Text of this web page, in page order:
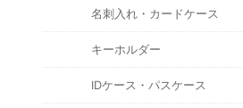
名刺入れ・カードケース
キーホルダー
IDケース・パスケース